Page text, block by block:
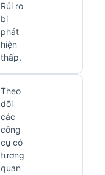
Rủi ro
bị
phát
hiện
thấp.
Theo
dõi
các
công
cụ có
tương
quan